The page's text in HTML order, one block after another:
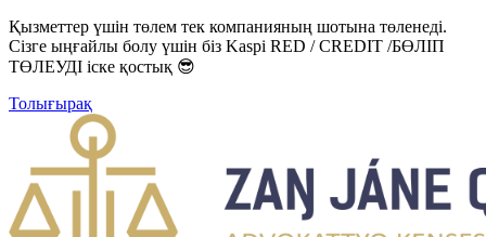
Қызметтер үшін төлем тек компанияның шотына төленеді.
Сізге ыңғайлы болу үшін біз Kaspi RED / CREDIT /БӨЛІП
ТӨЛЕУДІ іске қостық 😎
Толығырақ